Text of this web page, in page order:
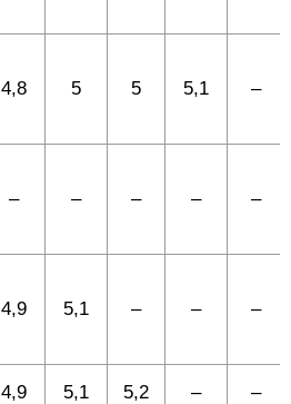
4,8 5 5 5,1 –
– – – – –
4,9 5,1 – – –
4,9 5,1 5,2 – –